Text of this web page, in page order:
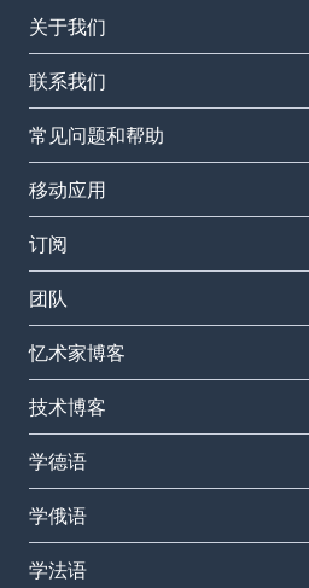
关于我们
联系我们
常见问题和帮助
移动应用
订阅
团队
忆术家博客
技术博客
学德语
学俄语
学法语